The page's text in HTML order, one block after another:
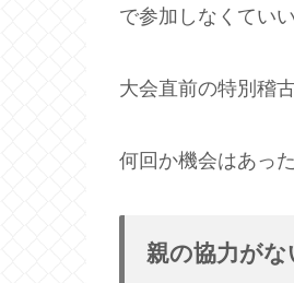
で参加しなくてい
大会直前の特別稽
何回か機会はあっ
親の協力が